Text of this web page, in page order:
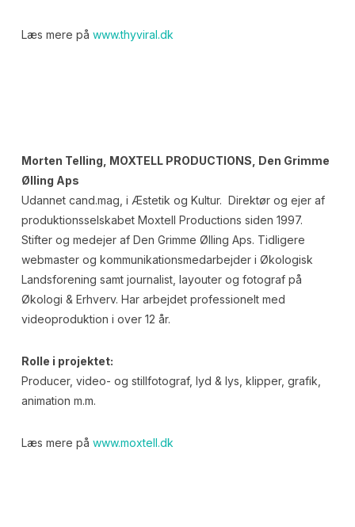
Læs mere på www.thyviral.dk
Morten Telling, MOXTELL PRODUCTIONS, Den Grimme
Ølling Aps
Udannet cand.mag, i Æstetik og Kultur. Direktør og ejer af
produktionsselskabet Moxtell Productions siden 1997.
Stifter og medejer af Den Grimme Ølling Aps. Tidligere
webmaster og kommunikationsmedarbejder i Økologisk
Landsforening samt journalist, layouter og fotograf på
Økologi & Erhverv. Har arbejdet professionelt med
videoproduktion i over 12 år.
Rolle i projektet:
Producer, video- og stillfotograf, lyd & lys, klipper, grafik,
animation m.m.
Læs mere på www.moxtell.dk